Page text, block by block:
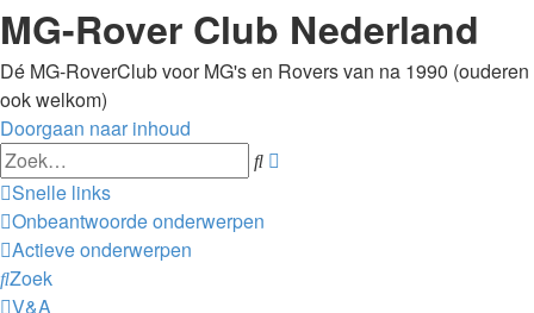
MG-Rover Club Nederland
Dé MG-RoverClub voor MG's en Rovers van na 1990 (ouderen
ook welkom)
Doorgaan naar inhoud
Zoek
Snelle links
Onbeantwoorde onderwerpen
Actieve onderwerpen
Zoek
V&A